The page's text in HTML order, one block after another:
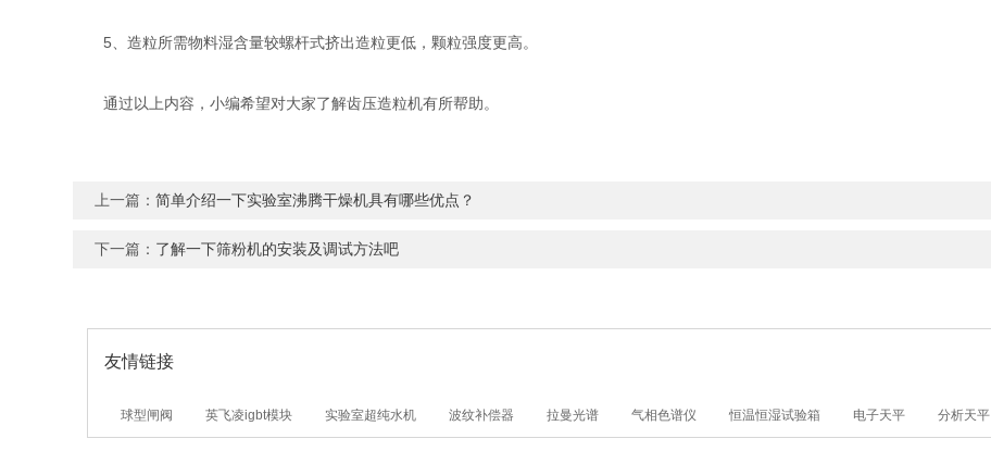
5、造粒所需物料湿含量较螺杆式挤出造粒更低，颗粒强度更高。
通过以上内容，小编希望对大家了解齿压造粒机有所帮助。
上一篇：简单介绍一下实验室沸腾干燥机具有哪些优点？
下一篇： 了解一下筛粉机的安装及调试方法吧
友情链接
球型闸阀 英飞凌igbt模块 实验室超纯水机 波纹补偿器 拉曼光谱 气相色谱仪 恒温恒湿试验箱 电子天平 分析天平